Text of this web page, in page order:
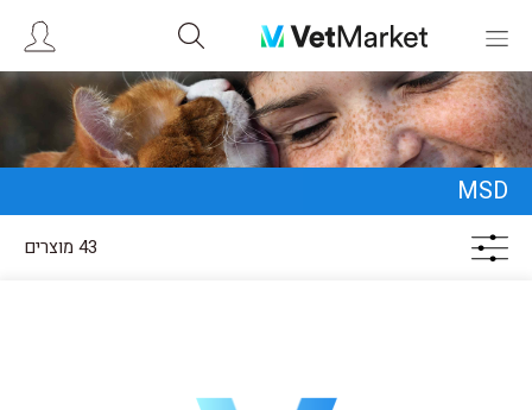
MSD
43 מוצרים